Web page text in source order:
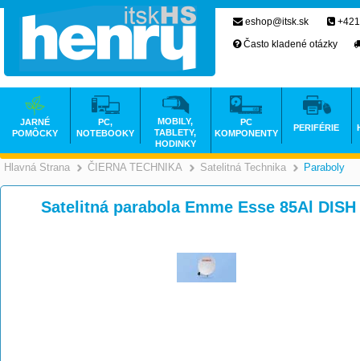
Hlavná Strana >
ČIERNA TECHNIKA >
Satelitná Technika Paraboly
Satelitná parabola Emme Esse 85Al DISH
eshop@itsk.sk
Často kladené otázky
JARNÉ
POMÔCKY
PC,
NOTEBOOKY
MOBILY,
TABLETY,
HODINKY
PC
KOMPONENTY
PERIFÉRIE